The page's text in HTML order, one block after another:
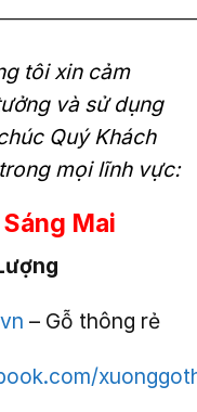
tôi xin cảm
và sử dụng
Quý Khách
mọi lĩnh vực:
Mai
– Gỗ thông rẻ